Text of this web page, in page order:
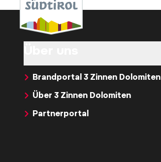
Brandportal 3 Zinnen Dolomiten
Über 3 Zinnen Dolomiten
Partnerportal